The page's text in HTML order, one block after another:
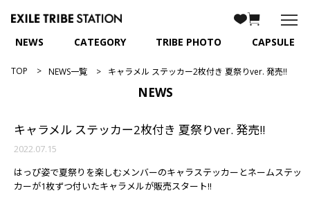
NEWS CATEGORY TRIBE PHOTO CAPSULE
TOP NEWS一覧 キャラメル ステッカー2枚付き 夏祭りver. 発売!!
NEWS
キャラメル ステッカー2枚付き 夏祭りver. 発売!!
2022.07.15
はっぴ姿で夏祭りを楽しむメンバーのキャラステッカーとネームステッ
カーが1枚ずつ付いたキャラメルが販売スタート!!